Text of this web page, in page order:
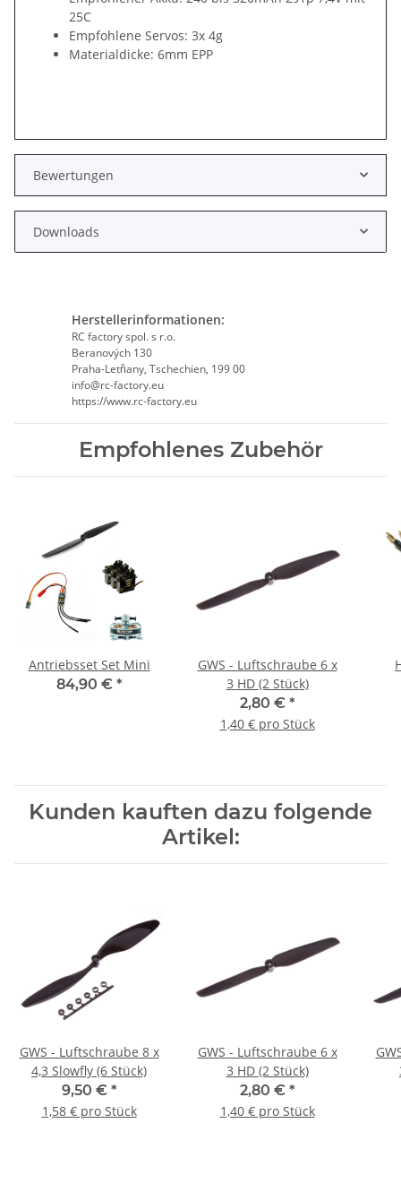
25C
Empfohlene Servos: 3x 4g
Materialdicke: 6mm EPP
Bewertungen
Downloads
Herstellerinformationen:
RC factory spol. s r.o.
Beranových 130
Praha-Letňany, Tschechien, 199 00
info@rc-factory.eu
https://www.rc-factory.eu
Empfohlenes Zubehör
Antriebsset Set Mini
84,90 € *
GWS - Luftschraube 6 x
3 HD (2 Stück)
2,80 € *
1,40 € pro Stück
Kunden kauften dazu folgende
Artikel:
GWS - Luftschraube 8 x
4,3 Slowfly (6 Stück)
9,50 € *
1,58 € pro Stück
GWS - Luftschraube 6 x
3 HD (2 Stück)
2,80 € *
1,40 € pro Stück